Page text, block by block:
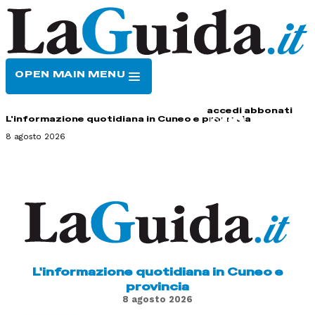
OPEN MAIN MENU
accedi abbonati
L'informazione quotidiana in Cuneo e provincia
8 agosto 2026
L'informazione quotidiana in Cuneo e
provincia
8 agosto 2026